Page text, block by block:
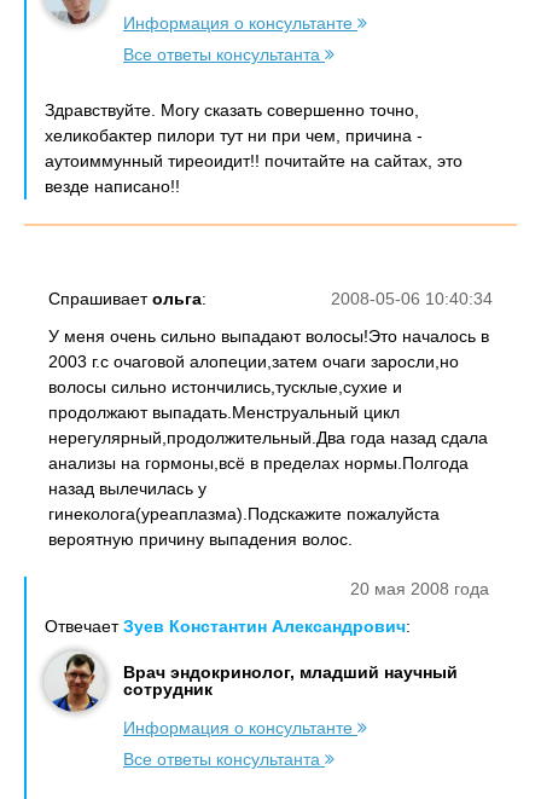
Информация о консультанте
Все ответы консультанта
Здравствуйте. Могу сказать совершенно точно,
хеликобактер пилори тут ни при чем, причина -
аутоиммунный тиреоидит!! почитайте на сайтах, это
везде написано!!
2008-05-06 10:40:34
Спрашиваетольга:
У меня очень сильно выпадают волосы!Это началось в
2003 г.с очаговой алопеции,затем очаги заросли,но
волосы сильно истончились,тусклые,сухие и
продолжают выпадать.Менструальный цикл
нерегулярный,продолжительный.Два года назад сдала
анализы на гормоны,всё в пределах нормы.Полгода
назад вылечилась у
гинеколога(уреаплазма).Подскажите пожалуйста
вероятную причину выпадения волос.
20 мая 2008 года
ОтвечаетЗуев Константин Александрович:
Врач эндокринолог, младший научный
сотрудник
Информация о консультанте
Все ответы консультанта